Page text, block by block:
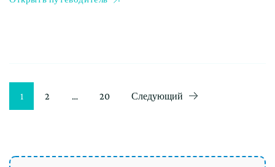
Пагинация
Страница
1 Страница
2 … Страница
20 Следующий